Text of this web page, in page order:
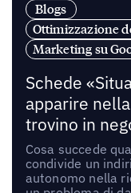
Blogs
Ottimizzazione
Marketing su
Schede
apparire
trovino in
Cosa succede
condivide un
autonomo nella